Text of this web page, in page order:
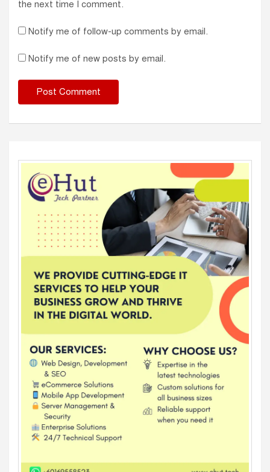
the next time I comment.
Notify me of follow-up comments by email.
Notify me of new posts by email.